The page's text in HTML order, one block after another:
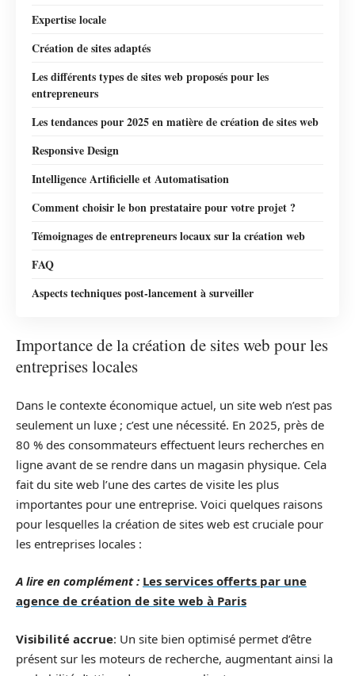
Expertise locale
Création de sites adaptés
Les différents types de sites web proposés pour les
entrepreneurs
Les tendances pour 2025 en matière de création de sites web
Responsive Design
Intelligence Artificielle et Automatisation
Comment choisir le bon prestataire pour votre projet ?
Témoignages de entrepreneurs locaux sur la création web
FAQ
Aspects techniques post‑lancement à surveiller
Importance de la création de sites web pour les
entreprises locales
Dans le contexte économique actuel, un site web n’est pas
seulement un luxe ; c’est une nécessité. En 2025, près de
80 % des consommateurs effectuent leurs recherches en
ligne avant de se rendre dans un magasin physique. Cela
fait du site web l’une des cartes de visite les plus
importantes pour une entreprise. Voici quelques raisons
pour lesquelles la création de sites web est cruciale pour
les entreprises locales :
A lire en complément : Les services offerts par une
agence de création de site web à Paris
Visibilité accrue: Un site bien optimisé permet d’être
présent sur les moteurs de recherche, augmentant ainsi la